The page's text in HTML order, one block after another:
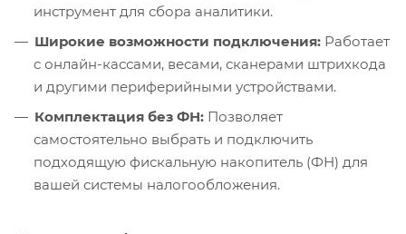
инструмент для сбора аналитики.
Широкие возможности подключения: Работает
с онлайн-кассами, весами, сканерами штрихкода
и другими периферийными устройствами.
Комплектация без ФН: Позволяет
самостоятельно выбрать и подключить
подходящую фискальную накопитель (ФН) для
вашей системы налогообложения.